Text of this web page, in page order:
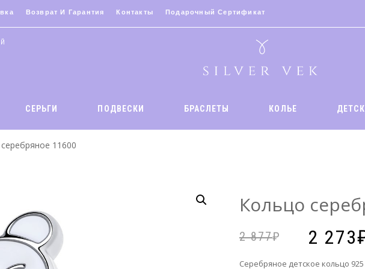
Возврат И Гарантия Контакты Подарочный Сертификат
СЕРЬГИ ПОДВЕСКИ БРАСЛЕТЫ КОЛЬЕ
11600
Кольцо
2 877 2 273
Серебряное детское кольцо